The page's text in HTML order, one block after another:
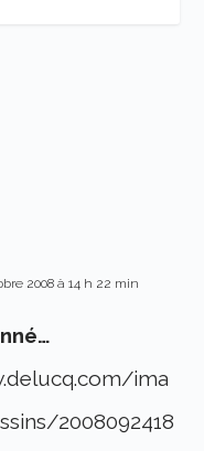
2008 à 14 h 22 min
ima
2008092418